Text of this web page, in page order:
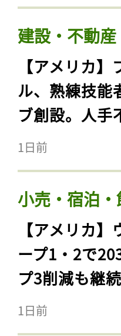
建設・不動産
【アメリカ
ル、熟練技能
ブ創設。人手
1日前
小売・宿泊
【アメリカ
ープ1・2で
プ3削減も継続
1日前